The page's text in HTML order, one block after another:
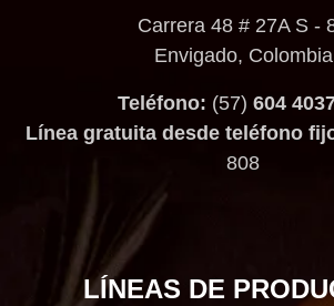
Carrera 48 # 27A S -
Envigado, Colombia
Teléfono: (57) 604
Línea gratuita desde teléfono
808
LÍNEAS DE